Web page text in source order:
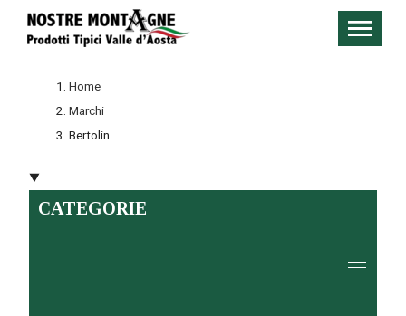
Home
Marchi
Bertolin
CATEGORIE